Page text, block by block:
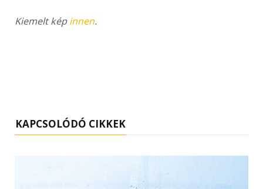
Kiemelt képinnen.
KAPCSOLÓDÓ CIKKEK